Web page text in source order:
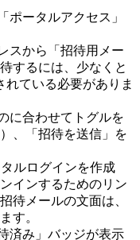
ポータルアクセス」
スから「招待用メー
するには、少なくと
れている必要がありま
に合わせてトグルを
、「招待を送信」を
ルログインを作成
インするためのリン
待メールの文面は、
す。
済み」バッジが表示